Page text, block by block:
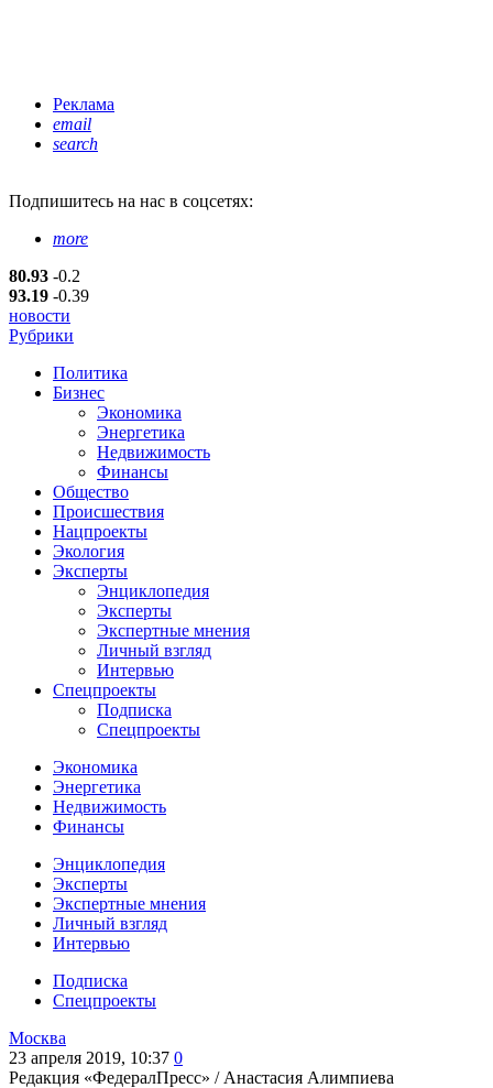
Реклама
email
search
Подпишитесь на нас в соцсетях:
more
80.93 -0.2
93.19 -0.39
новости
Рубрики
Политика
Бизнес
Экономика
Энергетика
Недвижимость
Финансы
Общество
Происшествия
Нацпроекты
Экология
Эксперты
Энциклопедия
Эксперты
Экспертные мнения
Личный взгляд
Интервью
Спецпроекты
Подписка
Спецпроекты
Экономика
Энергетика
Недвижимость
Финансы
Энциклопедия
Эксперты
Экспертные мнения
Личный взгляд
Интервью
Подписка
Спецпроекты
Москва
23 апреля 2019, 10:37 0
Редакция «ФедералПресс» / Анастасия Алимпиева